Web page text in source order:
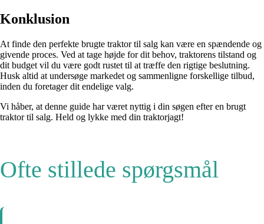
Konklusion
At finde den perfekte brugte traktor til salg kan være en spændende og
givende proces. Ved at tage højde for dit behov, traktorens tilstand og
dit budget vil du være godt rustet til at træffe den rigtige beslutning.
Husk altid at undersøge markedet og sammenligne forskellige tilbud,
inden du foretager dit endelige valg.
Vi håber, at denne guide har været nyttig i din søgen efter en brugt
traktor til salg. Held og lykke med din traktorjagt!
Ofte stillede spørgsmål